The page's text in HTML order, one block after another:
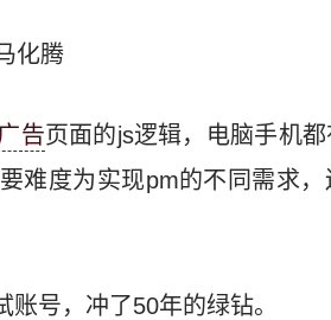
化腾
告页面的js逻辑，电脑手机
难度为实现pm的不同需求
号，冲了50年的绿钻。